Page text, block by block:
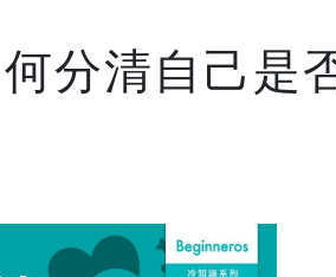
分清自己是